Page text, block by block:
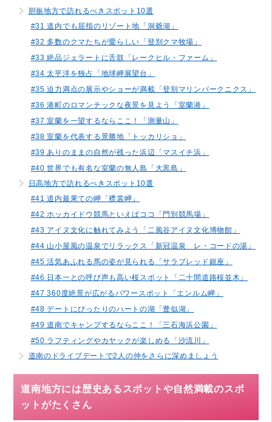
胆振地方で訪れるべきスポット10選
#31 道内でも屈指のリゾート地「洞爺湖」
#32 多数のクマたちが愛らしい「登別クマ牧場」
#33 絶品ジェラートに舌鼓「レークヒル・ファーム」
#34 太平洋を独占「地球岬展望台」
#35 迫力満点の展示やショーが満載「登別マリンパークニクス」
#36 港町のロマンチックな夜景を見よう「室蘭港」
#37 室蘭を一望するならここ！「測量山」
#38 室蘭を代表する景勝地「トッカリショ」
#39 ありのままの自然が残った浜辺「マスイチ浜」
#40 世界でも有名な室蘭の無人島「大黒島」
日高地方で訪れるべきスポット10選
#41 道内最果ての岬「襟裳岬」
#42 ホッカイドウ競馬といえばココ「門別競馬場」
#43 アイヌ文化に触れてみよう「二風谷アイヌ文化博物館」
#44 山小屋風の温泉でリラックス「新冠温泉 レ・コードの湯」
#45 活気あふれる馬の姿が見られる「サラブレッド銀座」
#46 日本一との呼び声も高い桜スポット「二十間道路桜並木」
#47 360度絶景が広がるパワースポット「エンルム岬」
#48 デートにぴったりのハートの湖「豊似湖」
#49 道南でキャンプするならここ！「三石海浜公園」
#50 ラフティングやカヤックが楽しめる「沙流川」
道南のドライブデートで2人の仲をさらに深めましょう
道南地方には歴史あるスポットや自然満載のスポ
ットがたくさん